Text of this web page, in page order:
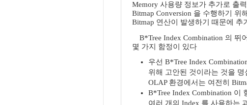
Memory 사용량 정보가 추가로 출
Bitmap Conversion 을 수행하기 위
Bitmap 연산이 발생하기 때문에 추
B*Tree Index Combination 의 뛰
몇 가지 함정이 있다
우선 B*Tree Index
위해 고안된 것이라는 것을
OLAP 환경에서는 여전히
B*Tree Index Combination 이
여러 개의 Index 를 사용하는